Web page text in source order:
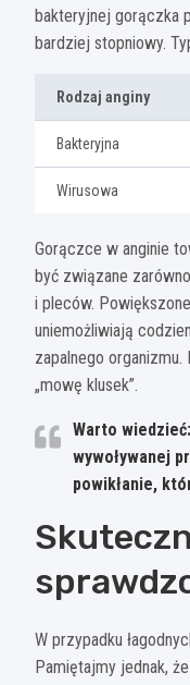
bakteryjnej gorączka
bardziej stopniowy.
Rodzaj anginy
Bakteryjna
Wirusowa
Gorączce w anginie
być związane
i pleców.
uniemożliwiają
zapalnego
„mowę klusek”.
Warto
wywoływanej
powikłanie,
W przypadku
Pamiętajmy jednak,